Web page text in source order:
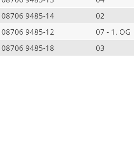
08706 9485-14 02
08706 9485-12 07 - 1. OG
08706 9485-18 03